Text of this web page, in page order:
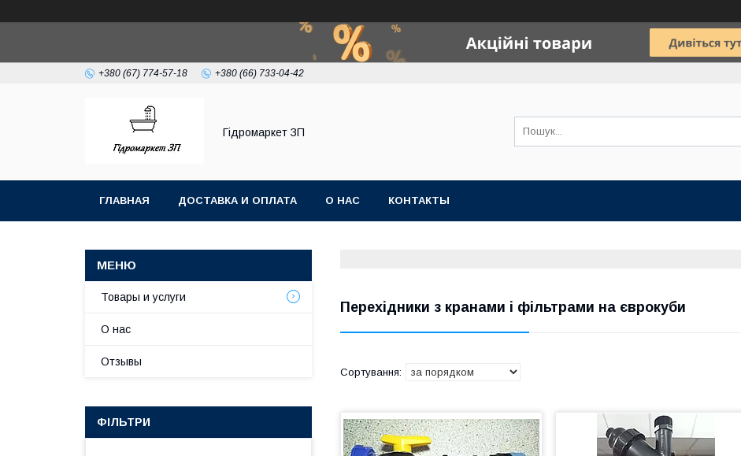
+380 (67) 774-57-18 +380 (66) 733-04-42
Гiдромаркет ЗП
ГЛАВНАЯ ДОСТАВКА И ОПЛАТА О НАС КОНТАКТЫ
Перехідники з кранами і фільтрами на єврокуби
Товары и услуги
О нас
Отзывы
ФІЛЬТРИ